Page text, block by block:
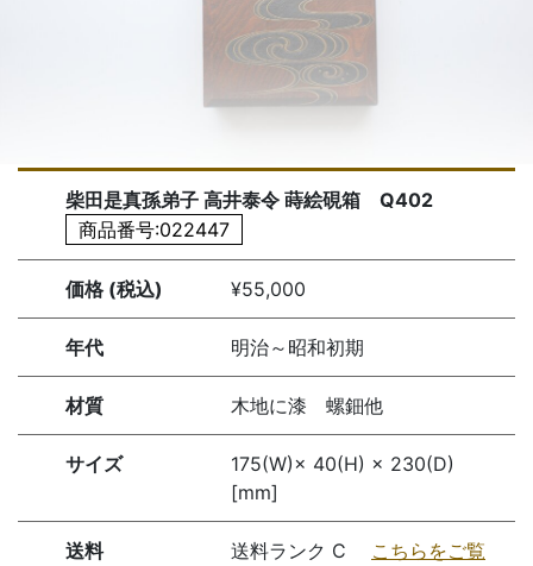
柴田是真孫弟子 高井泰令 蒔絵硯箱 Q402
商品番号:022447
価格 (税込) ¥55,000
年代 明治～昭和初期
材質 木地に漆 螺鈿他
サイズ
175(W)× 40(H) × 230(D)
[mm]
送料 送料ランク C こちらをご覧